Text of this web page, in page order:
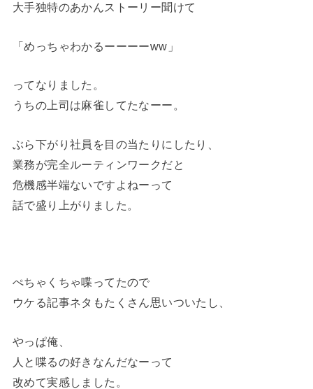
大手独特のあかんストーリー聞けて
「めっちゃわかるーーーーww」
ってなりました。
うちの上司は麻雀してたなーー。
ぶら下がり社員を目の当たりにしたり、
業務が完全ルーティンワークだと
危機感半端ないですよねーって
話で盛り上がりました。
ぺちゃくちゃ喋ってたので
ウケる記事ネタもたくさん思いついたし、
やっぱ俺、
人と喋るの好きなんだなーって
改めて実感しました。